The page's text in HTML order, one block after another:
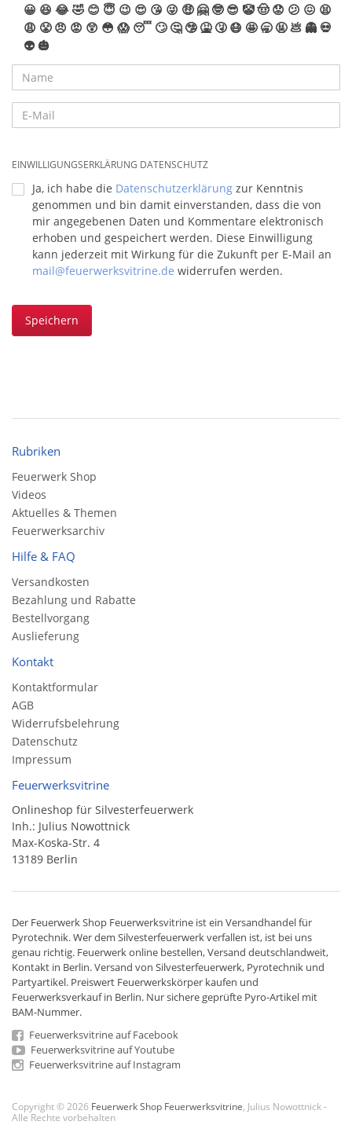
😀 😆 😂🤣 😊 😇 😉 😍 😘 😜 🤑 🤗 🤓 😎 🤡🤠 😟 😕 😖 😫
😩 😤 😠 😡 😲 😳 😱 😴 🙄 🤔 🤥 🤮 🤧 😷 🤩 🥱 🤬 💩 👻 💀
👽 🎃
EINWILLIGUNGSERKLÄRUNG DATENSCHUTZ
Ja, ich habe die Datenschutzerklärung zur Kenntnis
genommen und bin damit einverstanden, dass die von
mir angegebenen Daten und Kommentare elektronisch
erhoben und gespeichert werden. Diese Einwilligung
kann jederzeit mit Wirkung für die Zukunft per E-Mail an
mail@feuerwerksvitrine.de widerrufen werden.
Speichern
Rubriken
Feuerwerk Shop
Videos
Aktuelles & Themen
Feuerwerksarchiv
Hilfe & FAQ
Versandkosten
Bezahlung und Rabatte
Bestellvorgang
Auslieferung
Kontakt
Kontaktformular
AGB
Widerrufsbelehrung
Datenschutz
Impressum
Feuerwerksvitrine
Onlineshop für Silvesterfeuerwerk
Inh.: Julius Nowottnick
Max-Koska-Str. 4
13189 Berlin
Der Feuerwerk Shop Feuerwerksvitrine ist ein Versandhandelfür
Pyrotechnik. Wer dem Silvesterfeuerwerk verfallen ist, ist bei uns
genau richtig. Feuerwerk online bestellen,Versand deutschlandweit,
Kontakt in Berlin. Versand von Silvesterfeuerwerk, Pyrotechnik und
Partyartikel. Preiswert Feuerwerkskörper kaufen und
Feuerwerksverkauf in Berlin. Nur sichere geprüfte Pyro-Artikel mit
BAM-Nummer.
Feuerwerksvitrine auf Facebook
Feuerwerksvitrine auf Youtube
Feuerwerksvitrine auf Instagram
Copyright © 2026 Feuerwerk Shop Feuerwerksvitrine , Julius Nowottnick -
Alle Rechte vorbehalten